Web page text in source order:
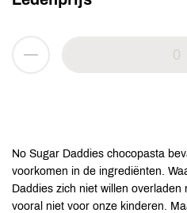
No Sugar Daddies chocopasta
voorkomen in de ingrediënten.
Daddies zich niet willen
vooral niet voor onze kinderen.